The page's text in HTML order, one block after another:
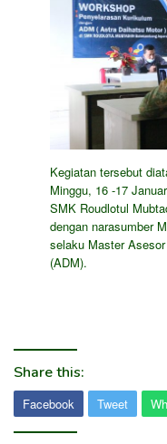
Kegiatan tersebut
Minggu, 16 -17
SMK Roudlotul
dengan narasumber
selaku Master
(ADM).
Share this:
Facebook Tweet